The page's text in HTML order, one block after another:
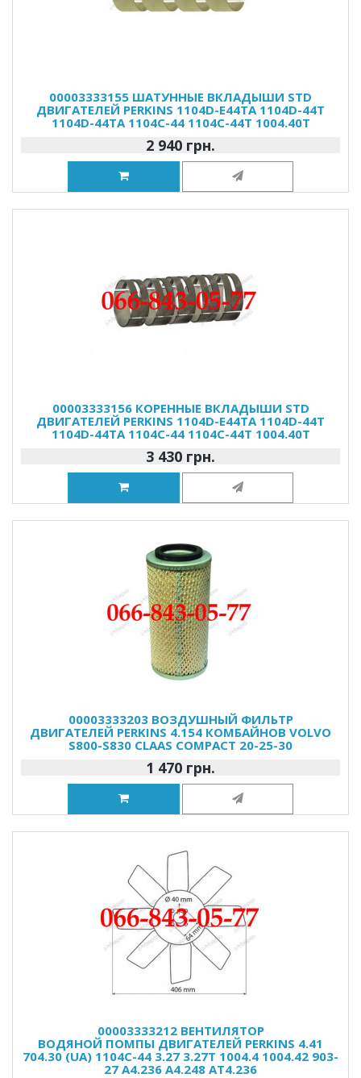
00003333155 ШАТУННЫЕ ВКЛАДЫШИ STD
ДВИГАТЕЛЕЙ PERKINS 1104D-E44TA 1104D-44T
1104D-44TA 1104C-44 1104C-44T 1004.40T
2 940 грн.
00003333156 КОРЕННЫЕ ВКЛАДЫШИ STD
ДВИГАТЕЛЕЙ PERKINS 1104D-E44TA 1104D-44T
1104D-44TA 1104C-44 1104C-44T 1004.40T
3 430 грн.
00003333203 ВОЗДУШНЫЙ ФИЛЬТР
ДВИГАТЕЛЕЙ PERKINS 4.154 КОМБАЙНОВ VOLVO
S800-S830 CLAAS COMPACT 20-25-30
1 470 грн.
00003333212 ВЕНТИЛЯТОР
ВОДЯНОЙ ПОМПЫ ДВИГАТЕЛЕЙ PERKINS 4.41
704.30 (UA) 1104C-44 3.27 3.27T 1004.4 1004.42 903-
27 A4.236 A4.248 AT4.236